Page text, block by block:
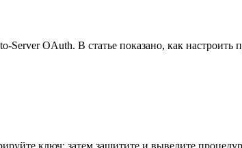
Server OAuth. В статье показано, как